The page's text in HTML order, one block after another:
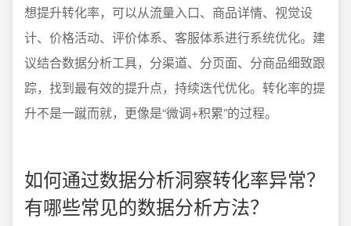
想提升转化率，可以从流量入口、商品详情、视觉设
计、价格活动、评价体系、客服体系进行系统优化。建
议结合数据分析工具，分渠道、分页面、分商品细致跟
踪，找到最有效的提升点，持续迭代优化。转化率的提
升不是一蹴而就，更像是“微调+积累”的过程。
如何通过数据分析洞察转化率异常？
有哪些常见的数据分析方法？